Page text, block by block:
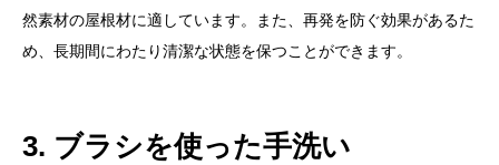
然素材の屋根材に適しています。また、再発を防ぐ効果があるた
め、長期間にわたり清潔な状態を保つことができます。
3. ブラシを使った手洗い